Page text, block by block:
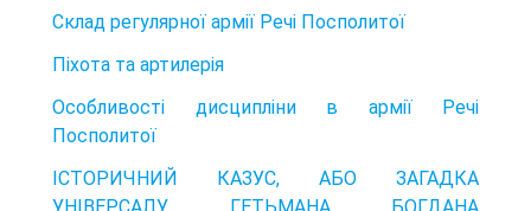
Склад регулярної армії Речі Посполитої
Піхота та артилерія
Особливості дисципліни в армії Речі
Посполитої
ІСТОРИЧНИЙ КАЗУС, АБО ЗАГАДКА